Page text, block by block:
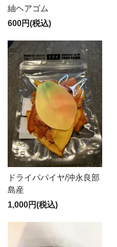
紬ヘアゴム
600円(税込)
ドライパパイヤ/沖永良部
島産
1,000円(税込)